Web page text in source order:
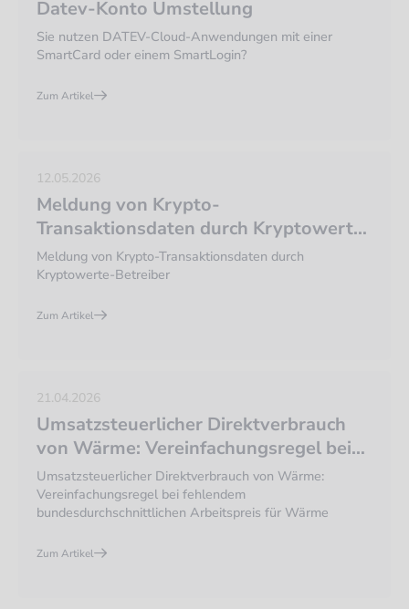
Datev-Konto Umstellung
Sie nutzen DATEV-Cloud-Anwendungen mit einer
SmartCard oder einem SmartLogin?
Zum Artikel
12.05.2026
Meldung von Krypto-
Transaktionsdaten durch Kryptowerte-
Betreiber
Meldung von Krypto-Transaktionsdaten durch
Kryptowerte-Betreiber
Zum Artikel
21.04.2026
Umsatzsteuerlicher Direktverbrauch
von Wärme: Vereinfachungsregel bei
fehlendem bundesdurchschnittlichen
Arbeitspreis für Wärme
Umsatzsteuerlicher Direktverbrauch von Wärme:
Vereinfachungsregel bei fehlendem
bundesdurchschnittlichen Arbeitspreis für Wärme
Zum Artikel